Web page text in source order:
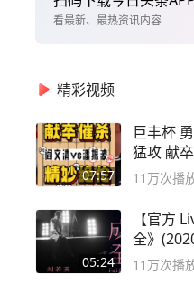
看最新、最热资讯内容
精彩视频
07:57
巨丰杯 勇弃双马 阎大师底线
猛攻 献卒催杀 潘大师精妙入
局
11万次播
05:24
【官方
全》
英 #成全
11万次播